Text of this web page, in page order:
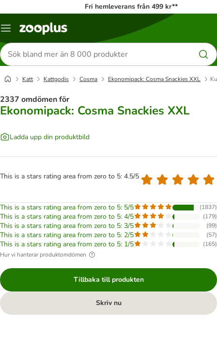
Fri hemleverans från 499 kr**
Katalogmeny
Sök
efter
produkter
Katt Kattgodis Cosma Ekonomipack: Cosma Snackies XXL
2337 omdömen för
Ekonomipack: Cosma Snackies XXL
Ladda upp din produktbild
This is a stars rating area from zero to 5: 4.5/5
This is a stars rating area from zero to 5: 5/5 (1837)
This is a stars rating area from zero to 5: 4/5 (179)
This is a stars rating area from zero to 5: 3/5 (99)
This is a stars rating area from zero to 5: 2/5 (57)
This is a stars rating area from zero to 5: 1/5 (165)
Hur vi hanterar produktomdömen
Tillbaka till produkten
Skriv nu